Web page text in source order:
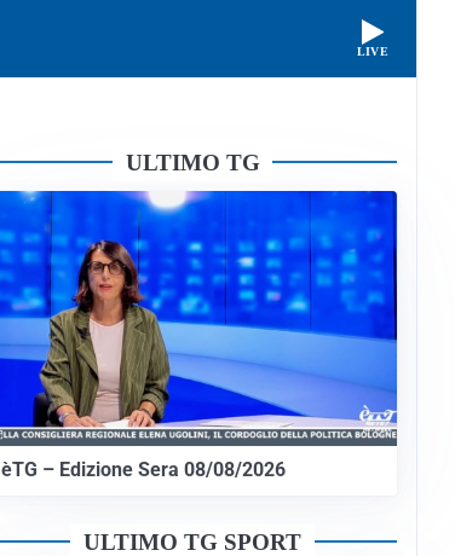
LIVE
ULTIMO TG
èTG – Edizione Sera 08/08/2026
ULTIMO TG SPORT